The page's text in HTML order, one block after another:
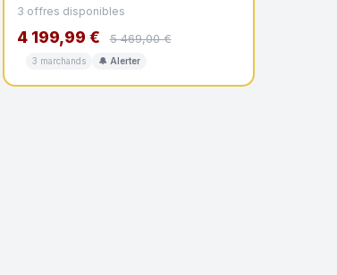
3 offres disponibles
4 199,99 € 5 469,00 €
3 marchands 🔔 Alerter